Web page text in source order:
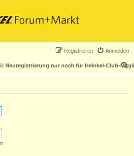
Anmelden
Registrieren
Neuregistrierung nur noch für Heinkel-Club-
S
u